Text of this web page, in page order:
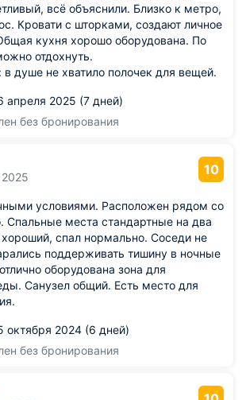
всё объяснили. Близко к метро,
Кровати с шторками, создают личное
кухня хорошо оборудована. По
отдохнуть.
в душе не хватило полочек для вещей.
апреля 2025 (7 дней)
без бронирования
10
условиями. Расположен рядом со
Спальные места стандартные на два
спал нормально. Соседи не
поддерживать тишину в ночные
оборудована зона для
Санузел общий. Есть место для
октября 2024 (6 дней)
без бронирования